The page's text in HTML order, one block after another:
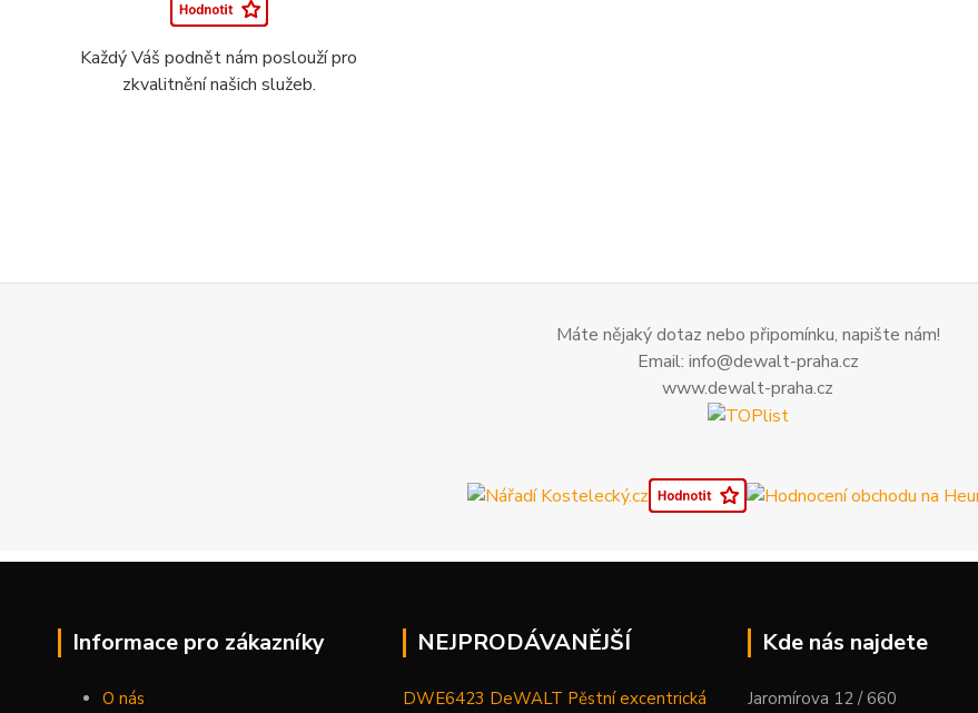
Každý Váš podnět nám poslouží pro
zkvalitnění našich služeb.
Máte nějaký dotaz nebo připomínku, napište nám!
Email: info@dewalt-praha.cz
www.dewalt-praha.cz
Informace pro zákazníky
O nás
NEJPRODÁVANĚJŠÍ
DWE6423 DeWALT Pěstní excentrická
Kde nás najdete
Jaromírova 12 / 660